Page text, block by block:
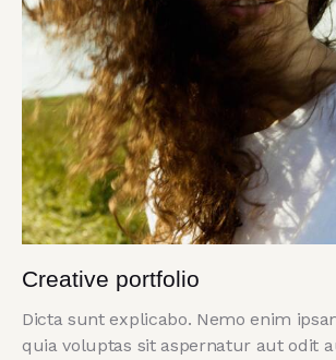
Creative portfolio
Dicta sunt explicabo. Nemo enim
quia voluptas sit aspernatur aut odit